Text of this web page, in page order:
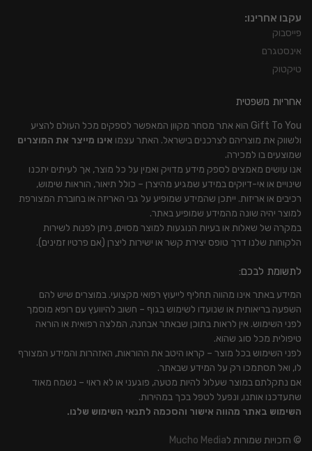
עקבו אחרינו:
פייסבוק
אינסטגרם
טיקטוק
אחריות משפטית
Gift To You הוא אתר מסחר מקוון המאפשר לספקים מכל העולם להציע
ולשווק את מוצריהם לצרכנים בישראל. האתר עצמו אינו מייצר את המוצרים
שמוצעים בו למכירה.
אנו עושים מאמצים לספק מידע מדויק ואמין על כל מוצר, אך לעיתים יתכנו
שינויים או אי-דיוקים במידע שמגיע מהיצרן – כולל תיאור, הוראות שימוש,
רכיבים או אריזות. ייתכן שהמידע שמופיע על גבי האריזה או בחוברת המצורפת
למוצר יהיה שונה מהמידע שמופיע באתר.
במקרה של שאלות או בעיות הנוגעות למוצר מסוים, ניתן לפנות לשירות
הלקוחות שלנו דרך טופס יצירת קשר או ישירות ליצרן (אם פרטיו זמינים).
לתשומת לבכם:
המידע באתר אינו מהווה תחליף לייעוץ רפואי מקצועי. במוצרים שיש להם
השפעה בריאותית או שנועדו לשימוש בגוף – חשוב להיוועץ עם רופא מוסמך
לפני השימוש. אין לראות בתוכן שבאתר אבחנה, המלצה רפואית או הוראה
טיפולית מכל סוג שהוא.
לפני השימוש בכל מוצר – קראו היטב את ההוראות, האזהרות והמידע המצורף
לו, ואל תסתמכו רק על המידע שבאתר.
אם נתקלתם במוצר שעלול להיות מטעה, פוגעני או לא ראוי – נשמח מאוד
שתעדכנו אותנו, ונפעל לטפל בכך במהירות.
השימוש באתר מהווה אישור והסכמה לתנאי השימוש שלנו.
© הזכויות שמורות לMucho Media